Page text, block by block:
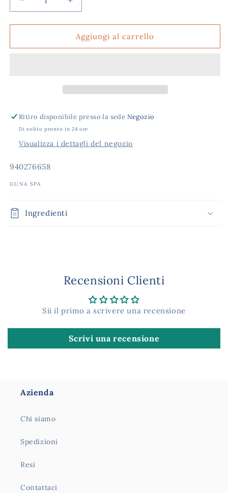
Diminuisci
quantità
per
DERMOGUNA
60CPS
Aumenta
quantità
per
DERMOGUNA
60CPS
Aggiungi al carrello
Ritiro disponibile presso la sede Negozio
Di solito pronto in 24 ore
Visualizza i dettagli del negozio
SKU:
940276658
GUNA SPA
Ingredienti
Recensioni Clienti
Sii il primo a scrivere una recensione
Scrivi una recensione
Azienda
Chi siamo
Spedizioni
Resi
Contattaci